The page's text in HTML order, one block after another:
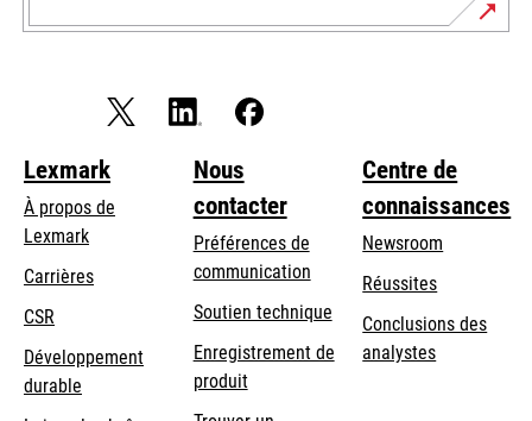
Lexmark
À propos de
Lexmark
Carrières
CSR
Développement
durable
Nous
contacter
Préférences de
communication
s’ouvre
dans
un
nouvel
Soutien techniques’ouvre
dans
un
Enregistrement de
produit
Centre de
connaissances
Newsroom
Réussites
Conclusions des
analystes